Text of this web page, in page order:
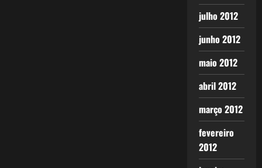
julho 2012
junho 2012
maio 2012
abril 2012
março 2012
fevereiro
2012